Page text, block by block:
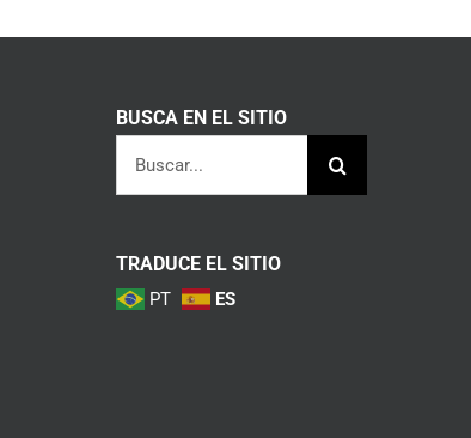
BUSCA EN EL SITIO
TRADUCE EL SITIO
PT ES